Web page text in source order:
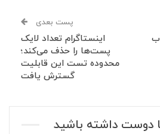
پست بعدی
اینستاگرام تعداد لایک
پست‌ها را حذف می‌کند؛
محدوده تست این قابلیت
گسترش یافت
داشته باشید